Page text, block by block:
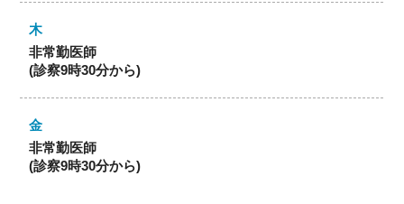
非常勤医師
(診察9時30分から)
非常勤医師
(診察9時30分から)